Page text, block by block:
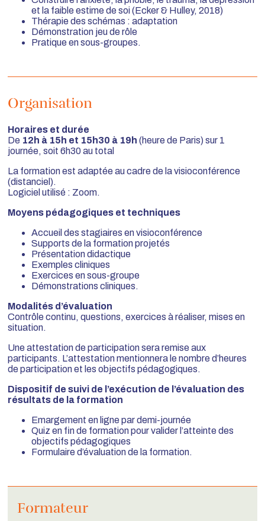
et la faible estime de soi (Ecker & Hulley, 2018)
Thérapie des schémas : adaptation
Démonstration jeu de rôle
Pratique en sous-groupes.
Organisation
Horaires et durée
De 12h à 15h et 15h30 à 19h (heure de Paris) sur 1
journée, soit 6h30 au total
La formation est adaptée au cadre de la visioconférence
(distanciel).
Logiciel utilisé : Zoom.
Moyens pédagogiques et techniques
Accueil des stagiaires en visioconférence
Supports de la formation projetés
Présentation didactique
Exemples cliniques
Exercices en sous-groupe
Démonstrations cliniques.
Modalités d’évaluation
Contrôle continu, questions, exercices à réaliser, mises en
situation.
Une attestation de participation sera remise aux
participants. L’attestation mentionnera le nombre d’heures
de participation et les objectifs pédagogiques.
Dispositif de suivi de l’exécution de l’évaluation des
résultats de la formation
Emargement en ligne par demi-journée
Quiz en fin de formation pour valider l’atteinte des
objectifs pédagogiques
Formulaire d’évaluation de la formation.
Formateur